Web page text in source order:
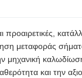
μεταφοράς
μηχανική
και την